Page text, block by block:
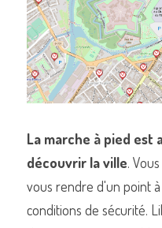
La marche à pied est
découvrir la ville.
vous rendre d'un point
conditions de sécurité.